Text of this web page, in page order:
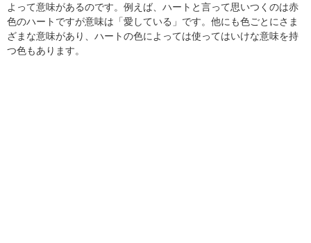
よって意味があるのです。例えば、ハートと言って思いつくのは赤
色のハートですが意味は「愛している」です。他にも色ごとにさま
ざまな意味があり、ハートの色によっては使ってはいけな意味を持
つ色もあります。